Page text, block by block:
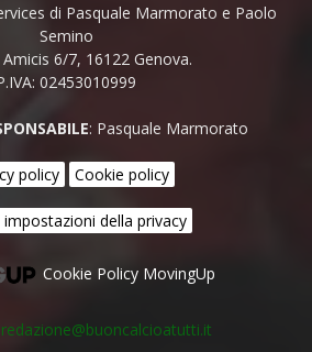
di Pasquale Marmorato e Paolo
Semino
Amicis 6/7, 16122 Genova.
02453010999
: Pasquale Marmorato
policy Cookie policy
impostazioni della privacy
Cookie Policy MovingUp
redazione@buoncalcioatutti.it